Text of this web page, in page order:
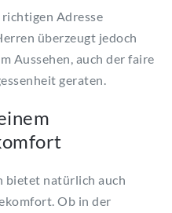
Adresse
überzeugt jedoch
Aussehen, auch der faire
geraten.
bietet natürlich auch
Ob in der